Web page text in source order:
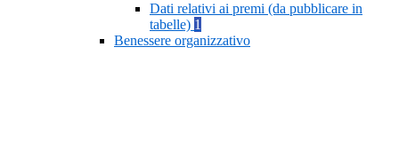
Dati relativi ai premi (da pubblicare in
tabelle) 1
Benessere organizzativo